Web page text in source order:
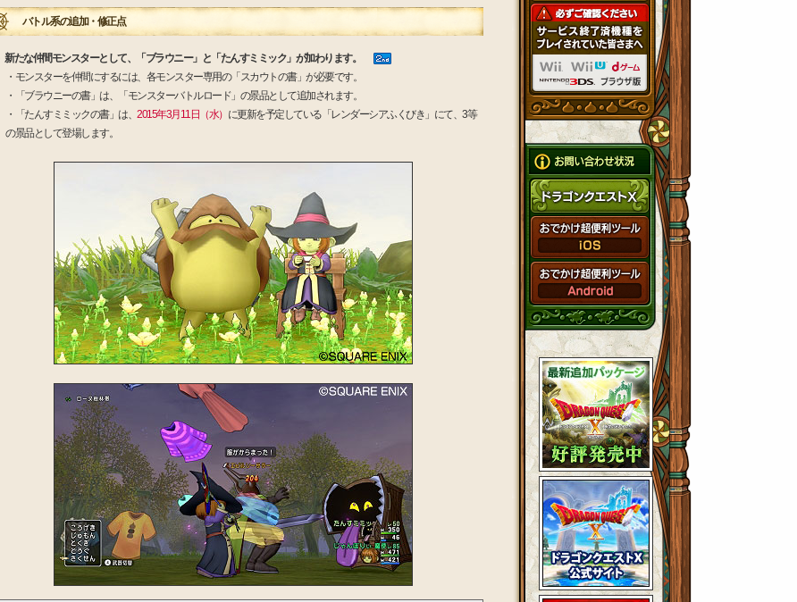
バトル系の追加・修正点
新たな仲間モンスターとして、「ブラウニー」と「たんすミミック」が加わります。
・モンスターを仲間にするには、各モンスター専用の「スカウトの書」が必要です。
・「ブラウニーの書」は、「モンスターバトルロード」の景品として追加されます。
・「たんすミミックの書」は、 2015年3月11日（水） に更新を予定している「レンダーシアふくびき」にて、3等
の景品として登場します。